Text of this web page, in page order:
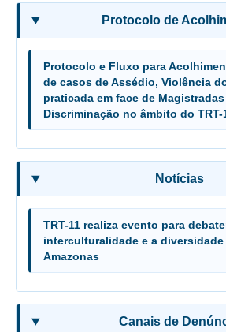
Juízes Substitutos
Diretores
Comitês
Comitê Gestor Regional do PJe
Comitê Gestor Regional do e-
Comitê do Datajud
Comissão Regional de Pesquisa
Comissão de Ética
Comitê de Priorização do Primeiro
Comissão de Uniformização de
Comissão de Vitaliciamento
Protocolo de
Protocolo e Fluxo para
de casos de Assédio, Violência
praticada em face de
Discriminação no âmbito do TRT-
Notícias
TRT-11 realiza evento para
interculturalidade e a
Amazonas
Canais de